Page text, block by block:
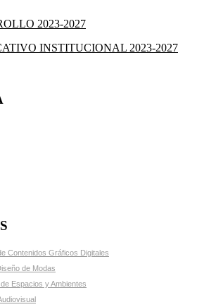
2023-2027
INSTITUCIONAL 2023-2027
Contenidos Gráficos Digitales
de Modas
Espacios y Ambientes